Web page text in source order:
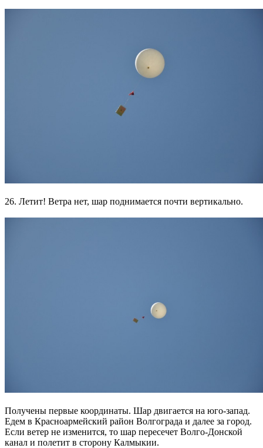
26. Летит! Ветра нет, шар поднимается почти вертикально.
Получены первые координаты. Шар двигается на юго-запад.
Едем в Красноармейский район Волгограда и далее за город.
Если ветер не изменится, то шар пересечет Волго-Донской
канал и полетит в сторону Калмыкии.